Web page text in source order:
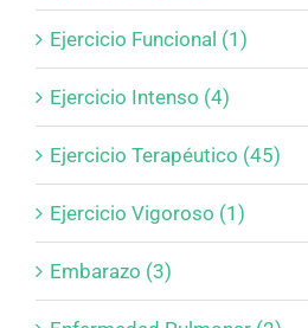
Ejercicio Funcional (1)
Ejercicio Intenso (4)
Ejercicio Terapéutico (45)
Ejercicio Vigoroso (1)
Embarazo (3)